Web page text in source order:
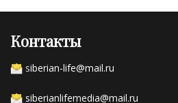
Контакты
siberian-life@mail.ru
siberianlifemedia@mail.ru